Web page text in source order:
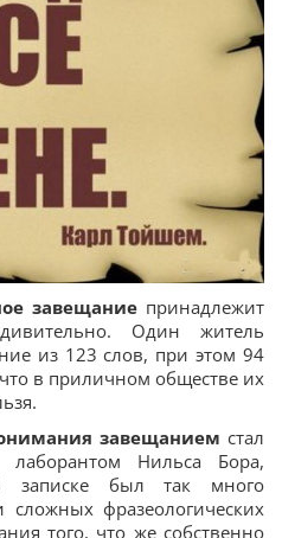
завещаниепринадлежит
Один житель
из 123 слов, при этом 94
в приличном обществе их
завещанием стал
лаборантом Нильса Бора,
записке был так много
фразеологических
того, что же собственно